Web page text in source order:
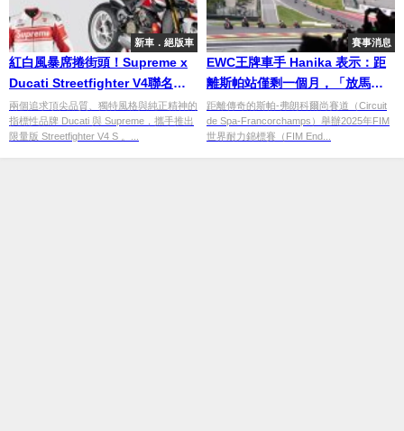
新車．絕版車
紅白風暴席捲街頭！Supreme x
Ducati Streetfighter V4聯名系
列登場
兩個追求頂尖品質、獨特風格與純正精神的
指標性品牌 Ducati 與 Supreme，攜手推出
限量版 Streetfighter V4 S 。...
賽事消息
EWC王牌車手 Hanika 表示：距
離斯帕站僅剩一個月，「放馬過
來吧！」
距離傳奇的斯帕-弗朗科爾尚賽道（Circuit
de Spa-Francorchamps）舉辦2025年FIM
世界耐力錦標賽（FIM End...